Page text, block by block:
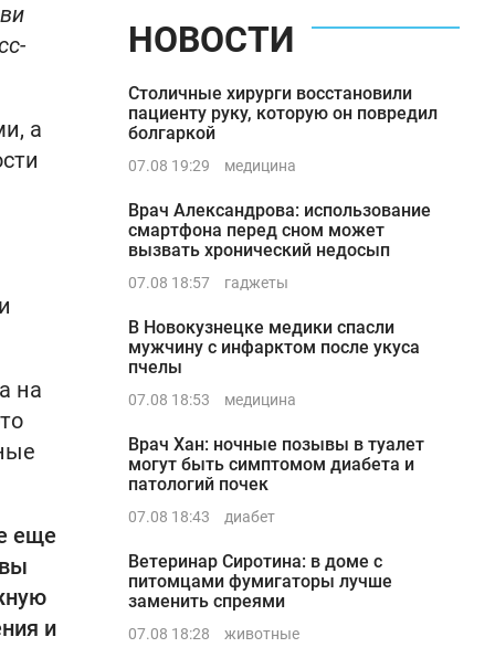
а
на
еще
и
НОВОСТИ
Столичные хирурги восстановили
пациенту руку, которую он повредил
болгаркой
07.08 19:29 медицина
Врач Александрова: использование
смартфона перед сном может
вызвать хронический недосып
07.08 18:57 гаджеты
В Новокузнецке медики спасли
мужчину с инфарктом после укуса
пчелы
07.08 18:53 медицина
Врач Хан: ночные позывы в туалет
могут быть симптомом диабета и
патологий почек
07.08 18:43 диабет
Ветеринар Сиротина: в доме с
питомцами фумигаторы лучше
заменить спреями
07.08 18:28 животные